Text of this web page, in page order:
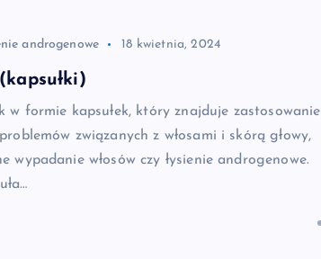
androgenowe 18 kwietnia, 2024
w formie kapsułek, który znajduje zastosowanie
związanych z włosami i skórą głowy,
wypadanie włosów czy łysienie androgenowe.